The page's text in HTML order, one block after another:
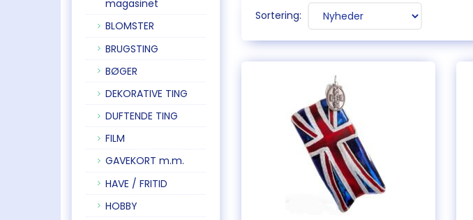
magasinet
BLOMSTER
BRUGSTING
BØGER
DEKORATIVE TING
DUFTENDE TING
FILM
GAVEKORT m.m.
HAVE / FRITID
HOBBY
Sortering: